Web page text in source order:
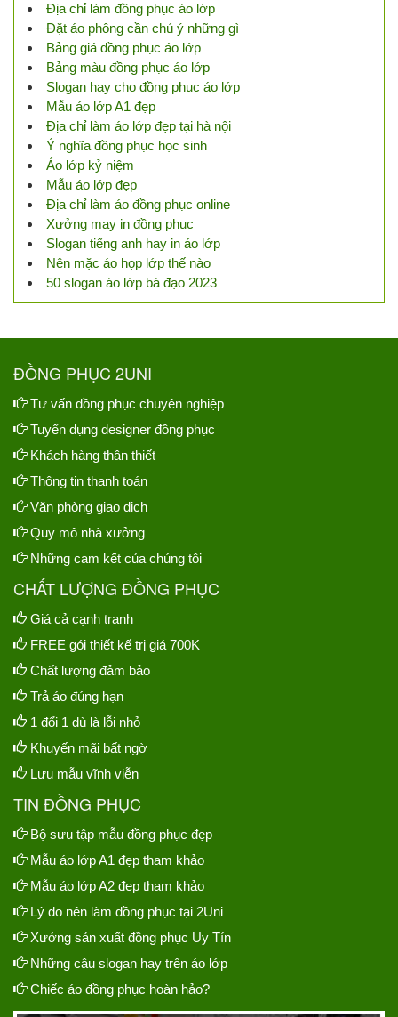
Địa chỉ làm đồng phục áo lớp
Đặt áo phông cần chú ý những gì
Bảng giá đồng phục áo lớp
Bảng màu đồng phục áo lớp
Slogan hay cho đồng phục áo lớp
Mẫu áo lớp A1 đẹp
Địa chỉ làm áo lớp đẹp tại hà nội
Ý nghĩa đồng phục học sinh
Áo lớp kỷ niệm
Mẫu áo lớp đẹp
Địa chỉ làm áo đồng phục online
Xưởng may in đồng phục
Slogan tiếng anh hay in áo lớp
Nên mặc áo họp lớp thế nào
50 slogan áo lớp bá đạo 2023
ĐỒNG PHỤC 2UNI
Tư vấn đồng phục chuyên nghiệp
Tuyển dụng designer đồng phục
Khách hàng thân thiết
Thông tin thanh toán
Văn phòng giao dịch
Quy mô nhà xưởng
Những cam kết của chúng tôi
CHẤT LƯỢNG ĐỒNG PHỤC
Giá cả cạnh tranh
FREE gói thiết kế trị giá 700K
Chất lượng đảm bảo
Trả áo đúng hạn
1 đổi 1 dù là lỗi nhỏ
Khuyến mãi bất ngờ
Lưu mẫu vĩnh viễn
TIN ĐỒNG PHỤC
Bộ sưu tập mẫu đồng phục đẹp
Mẫu áo lớp A1 đẹp tham khảo
Mẫu áo lớp A2 đẹp tham khảo
Lý do nên làm đồng phục tại 2Uni
Xưởng sản xuất đồng phục Uy Tín
Những câu slogan hay trên áo lớp
Chiếc áo đồng phục hoàn hảo?